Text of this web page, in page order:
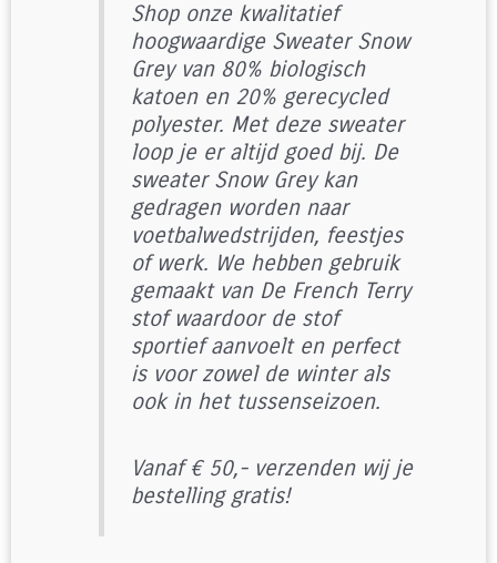
Shop onze kwalitatief
hoogwaardige Sweater Snow
Grey van 80% biologisch
katoen en 20% gerecycled
polyester. Met deze sweater
loop je er altijd goed bij. De
sweater Snow Grey kan
gedragen worden naar
voetbalwedstrijden, feestjes
of werk. We hebben gebruik
gemaakt van De French Terry
stof waardoor de stof
sportief aanvoelt en perfect
is voor zowel de winter als
ook in het tussenseizoen.
Vanaf € 50,- verzenden wij je
bestelling gratis!